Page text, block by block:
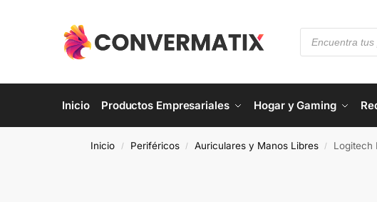
Inicio Productos Empresariales Hogar y Gaming
Inicio / Periféricos / Auriculares y Manos Libres / Logitech